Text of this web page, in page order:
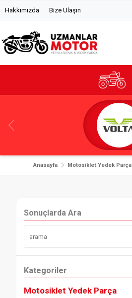
Hakkımızda Bize Ulaşın
Anasayfa Motosiklet Yedek Parça
Sonuçlarda Ara
Kategoriler
Motosiklet Yedek Parça